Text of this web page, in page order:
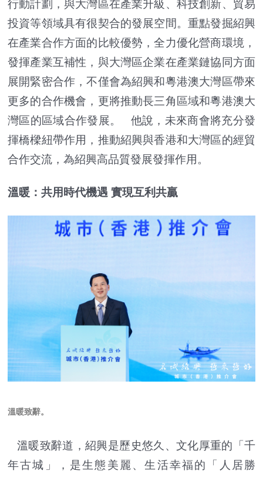
行動計劃，與大灣區在產業升級、科技創新、貿易
投資等領域具有很契合的發展空間。重點發掘紹興
在產業合作方面的比較優勢，全力優化營商環境，
發揮產業互補性，與大灣區企業在產業鏈協同方面
展開緊密合作，不僅會為紹興和粵港澳大灣區帶來
更多的合作機會，更將推動長三角區域和粵港澳大
灣區的區域合作發展。 他說，未來商會將充分發
揮橋樑紐帶作用，推動紹興與香港和大灣區的經貿
合作交流，為紹興高品質發展發揮作用。
溫暖：共用時代機遇 實現互利共贏
溫暖致辭。
溫暖致辭道，紹興是歷史悠久、文化厚重的「千
年古城」，是生態美麗、生活幸福的「人居勝